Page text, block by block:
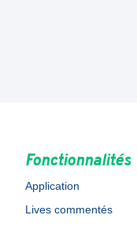
Fonctionnalités
Application
Lives commentés